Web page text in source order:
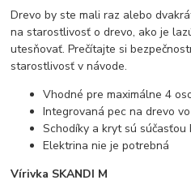
Drevo by ste mali raz alebo
na starostlivosť o drevo, ako je
utesňovať. Prečítajte si
starostlivosť v návode.
Vhodné pre maximálne 4
Integrovaná pec na drevo
Schodíky a kryt sú súčasťou
Elektrina nie je potrebná
Vírivka SKANDI M